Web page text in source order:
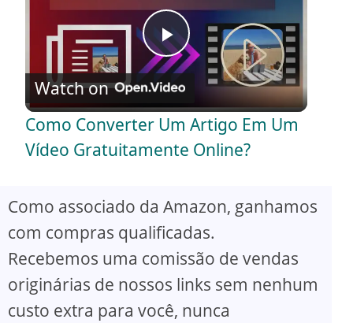
P
l
a
y
V
i
Watch on
Como Converter Um Artigo Em Um
Vídeo Gratuitamente Online?
Como associado da Amazon, ganhamos
com compras qualificadas.
Recebemos uma comissão de vendas
originárias de nossos links sem nenhum
custo extra para você, nunca